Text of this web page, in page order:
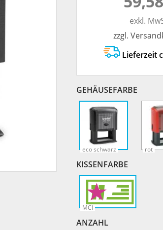
exkl.
zzgl.
Lieferzeit
GEHÄUSEFARBE
eco schwarz rot
KISSENFARBE
MCI
ANZAHL